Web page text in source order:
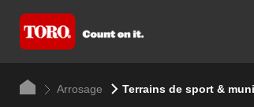
Arrosage Terrains de sport &